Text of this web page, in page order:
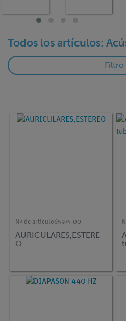
/5KOHMI
Doppler
do
Todos los artículos:
Filtro
Nº de artículo65974-00
AURICULARES,ESTERE
O